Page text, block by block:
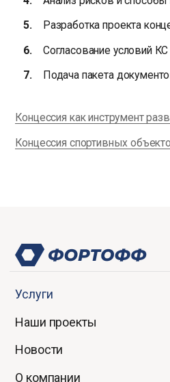
Разработка проекта
Согласование условий
Подача пакета
Концессия как инструмент
Концессия спортивных
Услуги
Наши проекты
Новости
О компании